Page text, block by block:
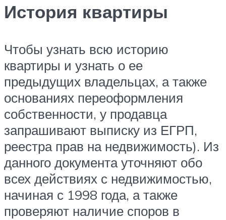
История квартиры
Чтобы узнать всю историю
квартиры и узнать о ее
предыдущих владельцах, а также
основаниях переоформления
собственности, у продавца
запрашивают выписку из ЕГРП,
реестра прав на недвижимость). Из
данного документа уточняют обо
всех действиях с недвижимостью,
начиная с 1998 года, а также
проверяют наличие споров в